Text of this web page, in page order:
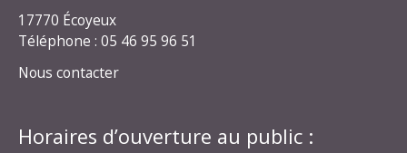
17770 Écoyeux
Téléphone : 05 46 95 96 51
Nous contacter
Horaires d’ouverture au public :